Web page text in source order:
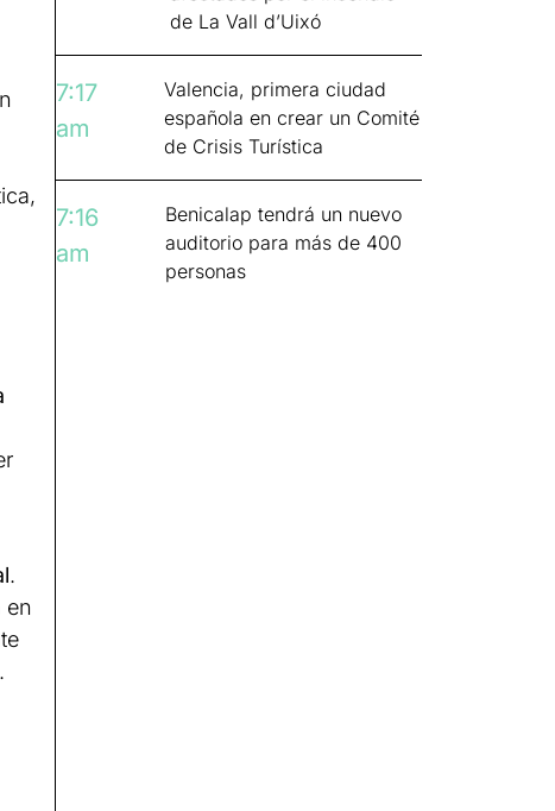
.
en
de La Vall d’Uixó
7:17
am
Valencia, primera ciudad
española en crear un Comité
de Crisis Turística
7:16
am
Benicalap tendrá un nuevo
auditorio para más de 400
personas